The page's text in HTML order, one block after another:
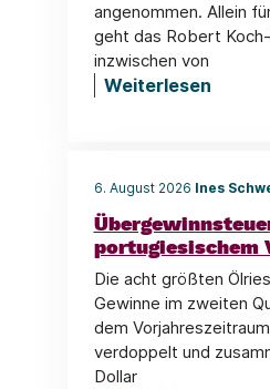
angenommen. Allein
geht das Robert
inzwischen von
Weiterlesen
6. August 2026 Ines
portugiesischem
Die acht größten
Gewinne im zweiten
dem
verdoppelt und
Dollar